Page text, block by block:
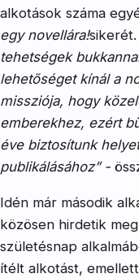
alkotások száma
egy novellára!sikerét.
tehetségek
lehetőséget kínál a
missziója, hogy
emberekhez, ezért
éve biztosítunk
publikálásához” -
Idén már második
közösen hirdetik
születésnap
ítélt alkotást,